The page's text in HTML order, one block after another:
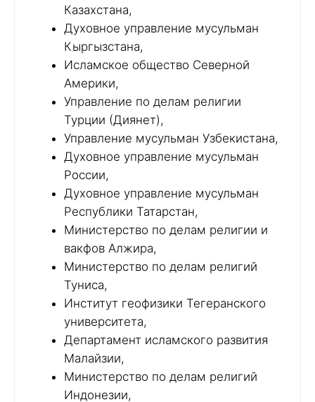
Казахстана,
Духовное управление мусульман
Кыргызстана,
Исламское общество Северной
Америки,
Управление по делам религии
Турции (Диянет),
Управление мусульман Узбекистана,
Духовное управление мусульман
России,
Духовное управление мусульман
Республики Татарстан,
Министерство по делам религии и
вакфов Алжира,
Министерство по делам религий
Туниса,
Институт геофизики Тегеранского
университета,
Департамент исламского развития
Малайзии,
Министерство по делам религий
Индонезии,